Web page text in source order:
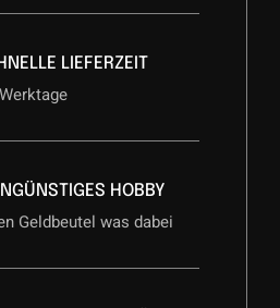
LIEFERZEIT
HOBBY
Geldbeutel was dabei